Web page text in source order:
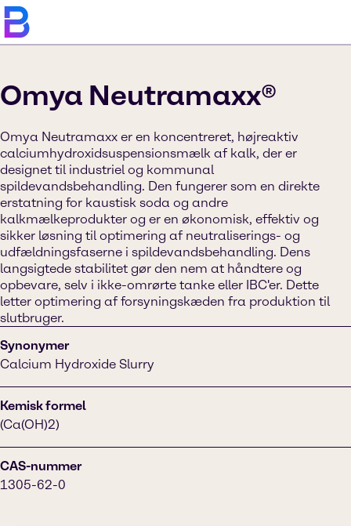
Omya Neutramaxx®
Omya Neutramaxx er en koncentreret, højreaktiv
calciumhydroxidsuspensionsmælk af kalk, der er
designet til industriel og kommunal
spildevandsbehandling. Den fungerer som en direkte
erstatning for kaustisk soda og andre
kalkmælkeprodukter og er en økonomisk, effektiv og
sikker løsning til optimering af neutraliserings- og
udfældningsfaserne i spildevandsbehandling. Dens
langsigtede stabilitet gør den nem at håndtere og
opbevare, selv i ikke-omrørte tanke eller IBC'er. Dette
letter optimering af forsyningskæden fra produktion til
slutbruger.
Synonymer
Calcium Hydroxide Slurry
Kemisk formel
(Ca(OH)2)
CAS-nummer
1305-62-0